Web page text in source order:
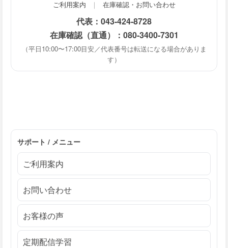
ご利用案内 ｜ 在庫確認・お問い合わせ
代表： 043-424-8728
在庫確認（直通）： 080-3400-7301
（平日10:00〜17:00目安／代表番号は転送になる場合がありま
す）
サポート / メニュー
ご利用案内
お問い合わせ
お客様の声
定期配信学習